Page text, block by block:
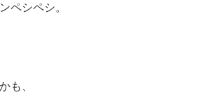
ペシペシ。
も、